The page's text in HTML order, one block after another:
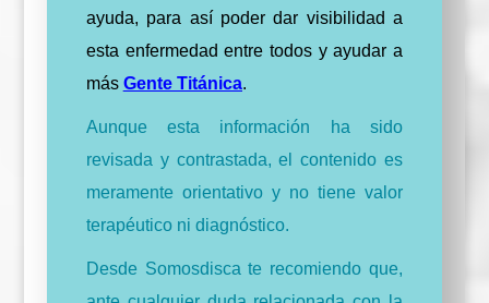
ayuda, para así poder dar visibilidad a
esta enfermedad entre todos y ayudar a
más Gente Titánica.
Aunque esta información ha sido
revisada y contrastada, el contenido es
meramente orientativo y no tiene valor
terapéutico ni diagnóstico.
Desde Somosdisca te recomiendo que,